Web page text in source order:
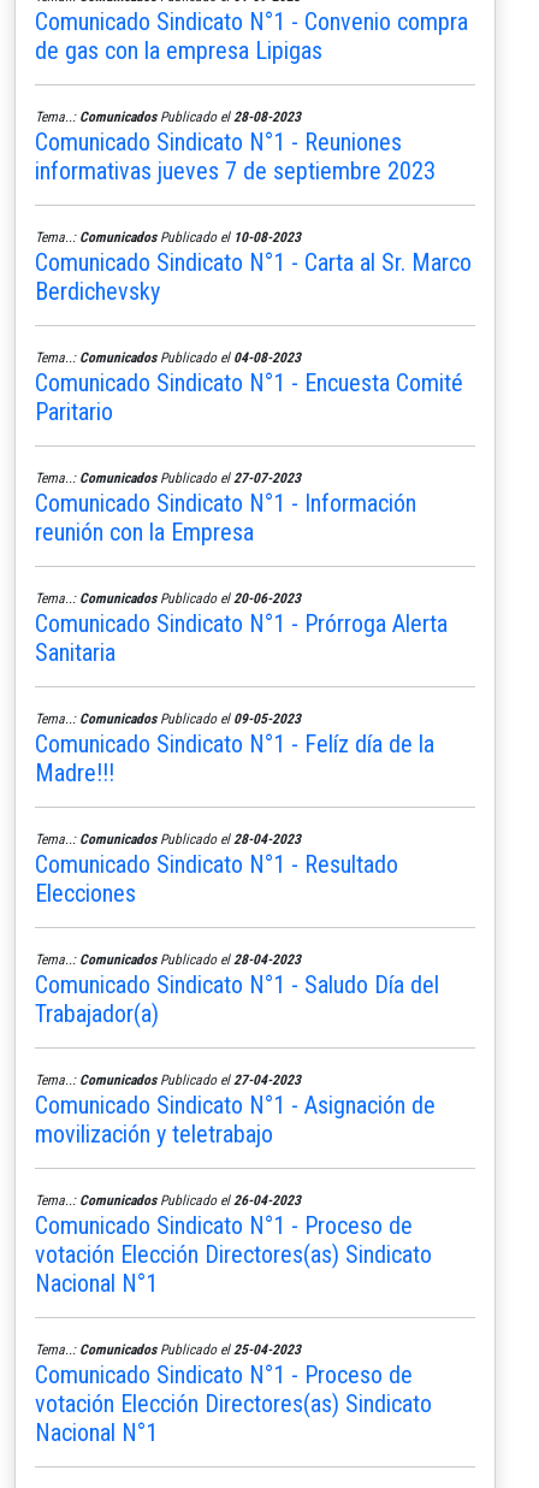
Comunicado Sindicato N°1 - Convenio compra
de gas con la empresa Lipigas
Tema..: ComunicadosPublicado el 28-08-2023
Comunicado Sindicato N°1 - Reuniones
informativas jueves 7 de septiembre 2023
Tema..: ComunicadosPublicado el 10-08-2023
Comunicado Sindicato N°1 - Carta al Sr. Marco
Berdichevsky
Tema..: ComunicadosPublicado el 04-08-2023
Comunicado Sindicato N°1 - Encuesta Comité
Paritario
Tema..: ComunicadosPublicado el 27-07-2023
Comunicado Sindicato N°1 - Información
reunión con la Empresa
Tema..: ComunicadosPublicado el 20-06-2023
Comunicado Sindicato N°1 - Prórroga Alerta
Sanitaria
Tema..: ComunicadosPublicado el 09-05-2023
Comunicado Sindicato N°1 - Felíz día de la
Madre!!!
Tema..: ComunicadosPublicado el 28-04-2023
Comunicado Sindicato N°1 - Resultado
Elecciones
Tema..: ComunicadosPublicado el 28-04-2023
Comunicado Sindicato N°1 - Saludo Día del
Trabajador(a)
Tema..: ComunicadosPublicado el 27-04-2023
Comunicado Sindicato N°1 - Asignación de
movilización y teletrabajo
Tema..: ComunicadosPublicado el 26-04-2023
Comunicado Sindicato N°1 - Proceso de
votación Elección Directores(as) Sindicato
Nacional N°1
Tema..: ComunicadosPublicado el 25-04-2023
Comunicado Sindicato N°1 - Proceso de
votación Elección Directores(as) Sindicato
Nacional N°1